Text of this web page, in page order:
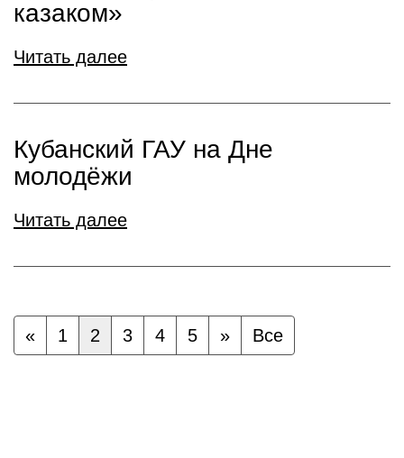
казаком»
Читать далее
Кубанский ГАУ на Дне
молодёжи
Читать далее
« 1 2 3 4 5 » Все